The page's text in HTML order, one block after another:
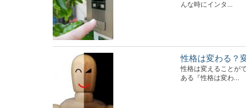
んな時にインタ...
性格は変わる？
性格は変えることが
ある『性格は変わ...